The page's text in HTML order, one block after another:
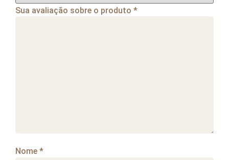
Sua avaliação sobre o produto *
Nome *